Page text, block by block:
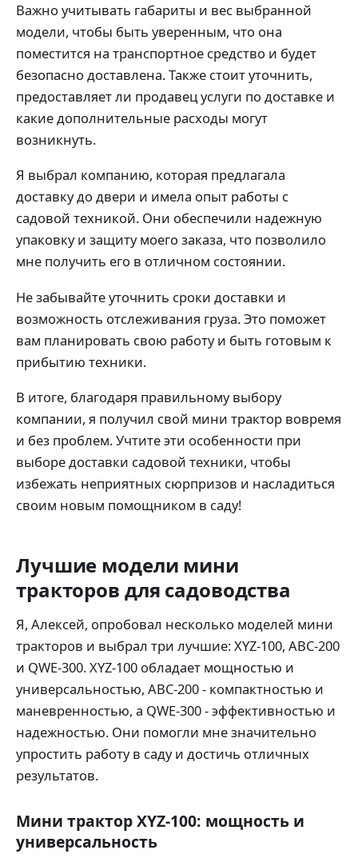
Важно учитывать габариты и вес выбранной
модели, чтобы быть уверенным, что она
поместится на транспортное средство и будет
безопасно доставлена. Также стоит уточнить,
предоставляет ли продавец услуги по доставке и
какие дополнительные расходы могут
возникнуть.
Я выбрал компанию, которая предлагала
доставку до двери и имела опыт работы с
садовой техникой. Они обеспечили надежную
упаковку и защиту моего заказа, что позволило
мне получить его в отличном состоянии.
Не забывайте уточнить сроки доставки и
возможность отслеживания груза. Это поможет
вам планировать свою работу и быть готовым к
прибытию техники.
В итоге, благодаря правильному выбору
компании, я получил свой мини трактор вовремя
и без проблем. Учтите эти особенности при
выборе доставки садовой техники, чтобы
избежать неприятных сюрпризов и насладиться
своим новым помощником в саду!
Лучшие модели мини
тракторов для садоводства
Я, Алексей, опробовал несколько моделей мини
тракторов и выбрал три лучшие: XYZ-100, ABC-200
и QWE-300. XYZ-100 обладает мощностью и
универсальностью, ABC-200 - компактностью и
маневренностью, а QWE-300 - эффективностью и
надежностью. Они помогли мне значительно
упростить работу в саду и достичь отличных
результатов.
Мини трактор XYZ-100: мощность и
универсальность